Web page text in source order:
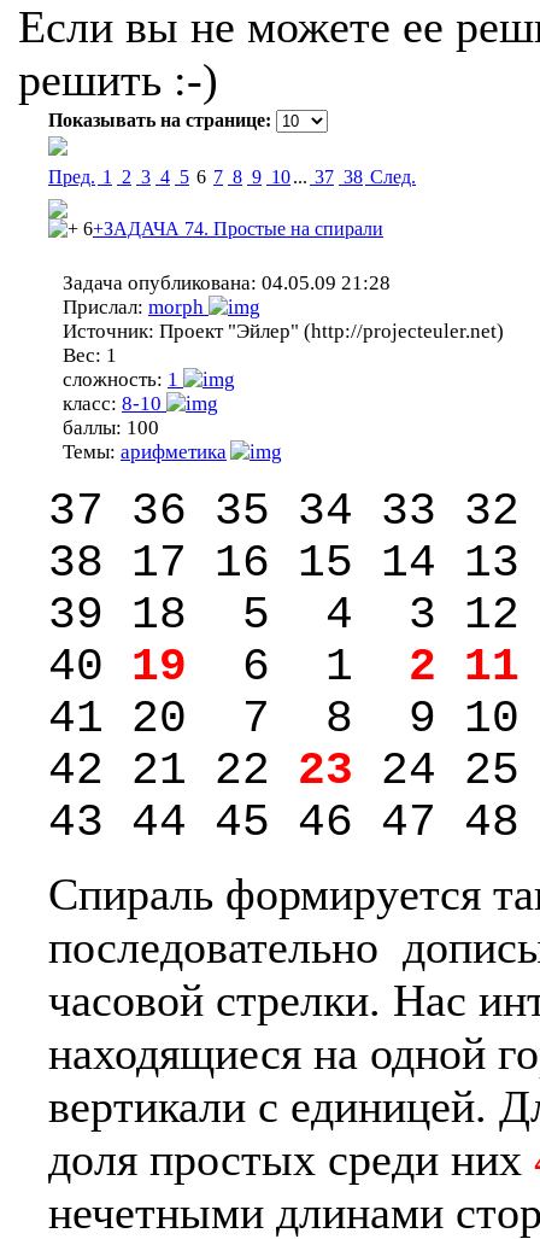
Если вы не можете ее
решить :-)
Показывать на странице:
Пред. 1 2 3 4 5 6 7 8 9 10... 37 38 Cлед.
6+ЗАДАЧА 74. Простые на спирали
Задача опубликована: 04.05.09 21:28
Прислал: morph
Источник: Проект "Эйлер" (http://projecteuler.net)
Вес: 1
сложность: 1
класс: 8-10
баллы: 100
Темы: арифметика
37 36 35 34 33 32
38 17 16 15 14 13
39 18 5 4 3 12
40 19 6 1 2
11
41 20 7 8 9 10
42 21 22 23
24 25
43 44 45 46 47 48
Спираль формируется
последовательно
часовой стрелки. Нас
находящиеся на одной
вертикали с единицей.
доля простых среди них
нечетными длинами